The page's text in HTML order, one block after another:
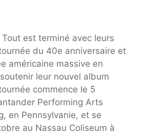
Tout est terminé avec leurs
du 40e anniversaire et
américaine massive en
leur nouvel album
commence le 5
Performing Arts
en Pennsylvanie, et se
au Nassau Coliseum à